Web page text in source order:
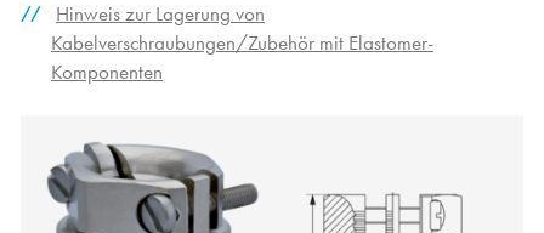
Hinweis zur Lagerung von
Kabelverschraubungen/Zubehör mit Elastomer-
Komponenten